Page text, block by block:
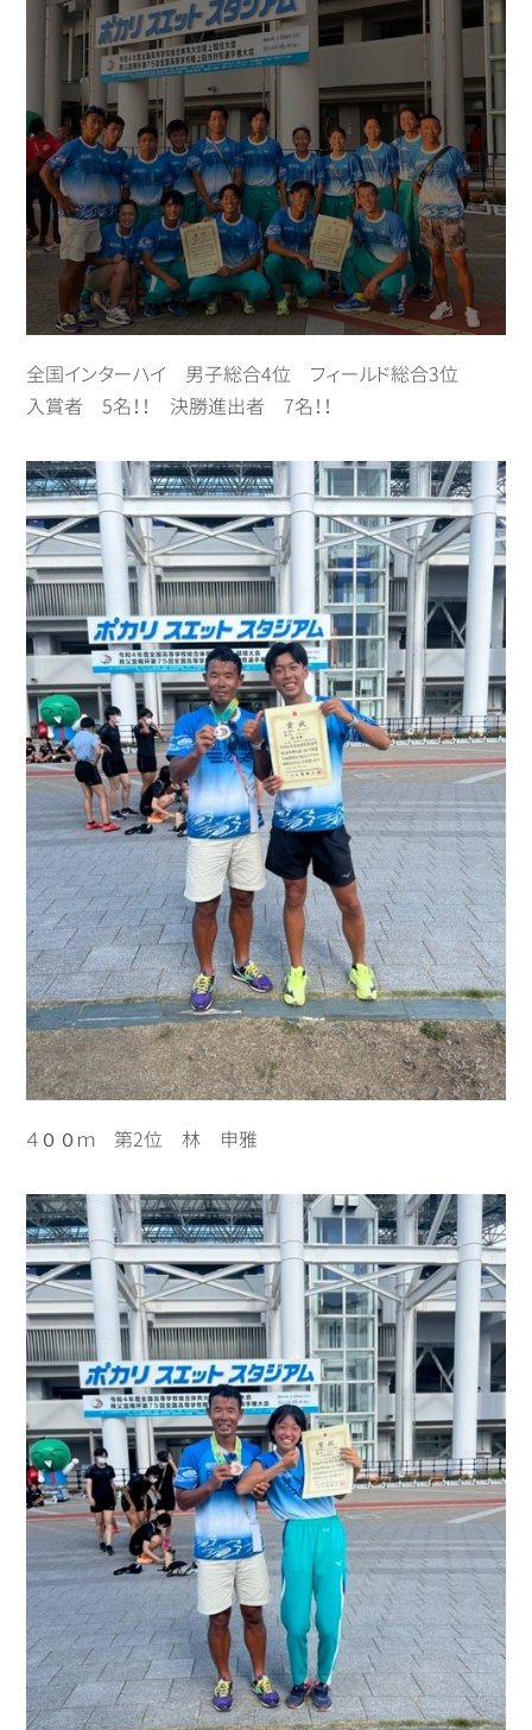
全国インターハイ 男子総合4位 フィールド総合3位
入賞者 5名！！ 決勝進出者 7名！！
４００ｍ 第2位 林 申雅